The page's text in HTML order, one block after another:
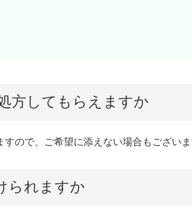
方してもらえますか
ので、ご希望に添えない場合もござい
られますか